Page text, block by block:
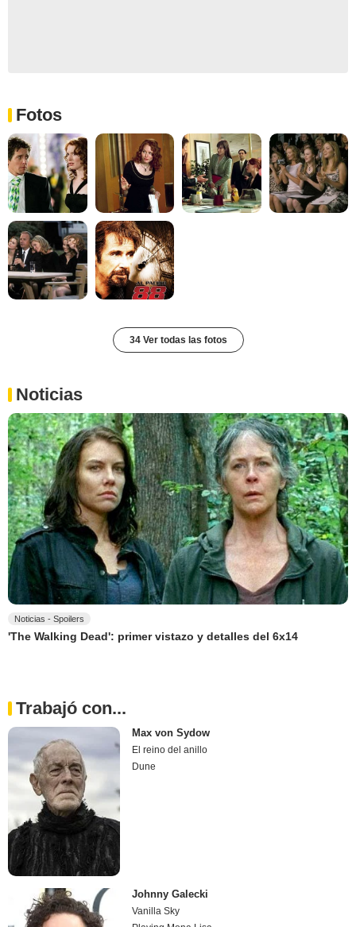
Fotos
34 Ver todas las fotos
Noticias
Noticias - Spoilers
'The Walking Dead': primer vistazo y detalles del 6x14
Trabajó con...
Max von Sydow
El reino del anillo
Dune
Johnny Galecki
Vanilla Sky